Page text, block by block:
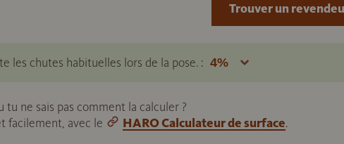
les chutes habituelles lors de la pose. :
tu ne sais pas comment la calculer ?
facilement, avec le
HARO Calculateur de surface.
Trouver un